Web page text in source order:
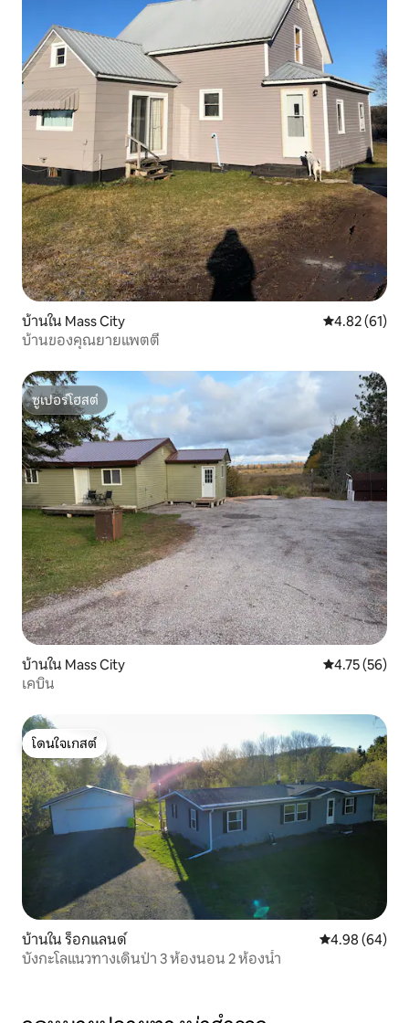
บ้านใน Mass City คะแนนเฉลี่ย
4.82 (61)
บ้านของคุณยายแพตตี้
ซูเปอร์โฮสต์
ซูเปอร์โฮสต์
บ้านใน Mass City คะแนนเฉลี่ย
4.75 (56)
เคบิน
โดนใจเกสต์
โดนใจเกสต์
บ้านใน ร็อกแลนด์ คะแนนเฉลี่ย
4.98 (64)
บังกะโลแนวทางเดินป่า 3 ห้องนอน 2 ห้องน้ำ